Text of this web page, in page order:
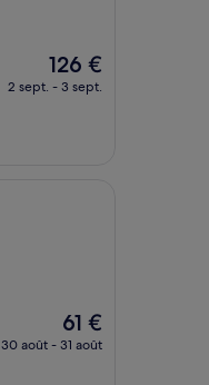
Le
nouveau
126 €
2 sept. - 3 sept.
Le
nouveau
61 €
30 août - 31 août